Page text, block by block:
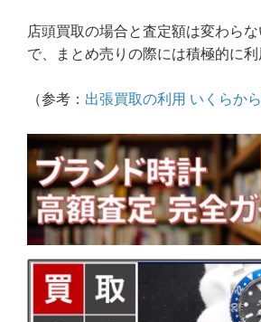
店頭買取の場合と査定額は変わら
で、まとめ売りの際には積極的に利
（参考： 出張買取の利用 いくらか